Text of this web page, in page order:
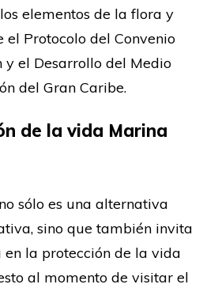
elementos de la flora y
Protocolo del Convenio
y el Desarrollo del Medio
del Gran Caribe.
de la vida Marina
sólo es una alternativa
sino que también invita
en la protección de la vida
al momento de visitar el